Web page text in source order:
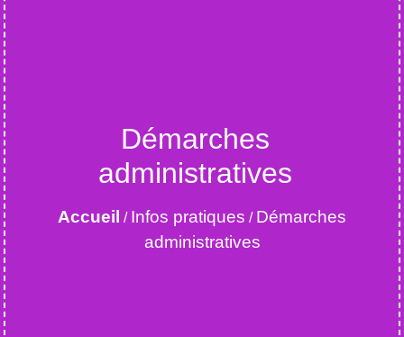
Démarches
administratives
Accueil / Infos pratiques / Démarches
administratives